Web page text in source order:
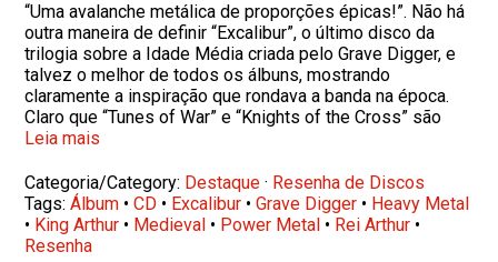
“Uma avalanche metálica de proporções épicas!”. Não há
outra maneira de definir “Excalibur”, o último disco da
trilogia sobre a Idade Média criada pelo Grave Digger, e
talvez o melhor de todos os álbuns, mostrando
claramente a inspiração que rondava a banda na época.
Claro que “Tunes of War” e “Knights of the Cross” são
Leia mais
Categoria/Category: Destaque · Resenha de Discos
Tags:Álbum •CD • Excalibur •Grave Digger • Heavy Metal
• King Arthur • Medieval • Power Metal • Rei Arthur •
Resenha